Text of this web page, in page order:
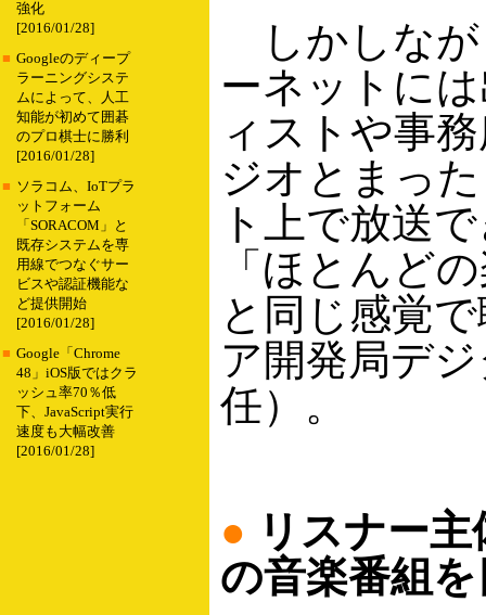
強化
[2016/01/28]
■ Googleのディープ
ラーニングシステ
ムによって、人工
知能が初めて囲碁
のプロ棋士に勝利
[2016/01/28]
■ ソラコム、IoTプラ
ットフォーム
「SORACOM」と
既存システムを専
用線でつなぐサー
ビスや認証機能な
ど提供開始
[2016/01/28]
■ Google「Chrome
48」iOS版ではクラ
ッシュ率70％低
下、JavaScript実行
速度も大幅改善
[2016/01/28]
しかしなが
ーネットに
ィストや事
ジオとまっ
ト上で放送
「ほとんど
と同じ感覚
ア開発局デ
任）。
● リスナー
の音楽番組